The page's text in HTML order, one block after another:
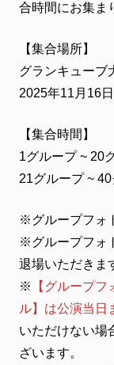
合時間にお集ま
【集合場所】
グランキューブ
2025年11月16
【集合時間】
1グループ ~ 20
21グループ ~
※グループフォ
※グループフォ
退場いただきま
※
【グループ
ル】は公演当日
いただけない場
ざいます。